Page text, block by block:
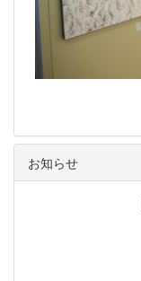
お知らせ